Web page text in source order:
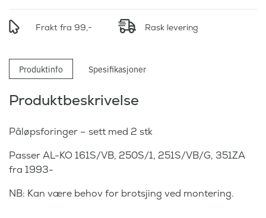
Frakt fra 99,- Rask levering
Produktinfo Spesifikasjoner
Produktbeskrivelse
Påløpsforinger – sett med 2 stk
Passer AL-KO 161S/VB, 250S/1, 251S/VB/G, 351ZA
fra 1993-
NB: Kan være behov for brotsjing ved montering.